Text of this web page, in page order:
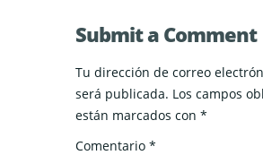
Submit a Comment
Tu dirección de correo
será publicada. Los campos
están marcados con *
Comentario *